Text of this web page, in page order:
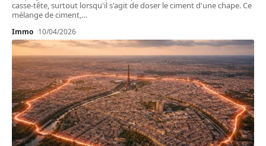
casse-tête, surtout lorsqu'il s'agit de doser le ciment d'une chape. Ce
mélange de ciment,…
Immo 10/04/2026